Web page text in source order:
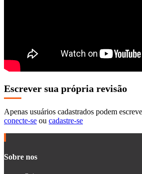
Escrever sua própria revisão
Apenas usuários cadastrados podem
conecte-se ou cadastre-se
Sobre nos